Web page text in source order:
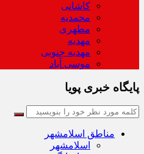
کاشانی
محمدیه
مطهری
مهدیه
مهدیه جنوبی
موسی آباد
پایگاه خبری پویا
مناطق اسلامشهر
اسلامشهر